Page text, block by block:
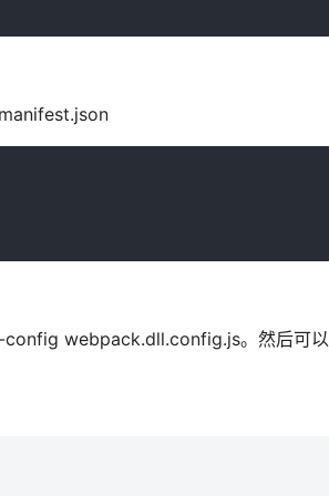
config webpack.dll.config.js。然后可以